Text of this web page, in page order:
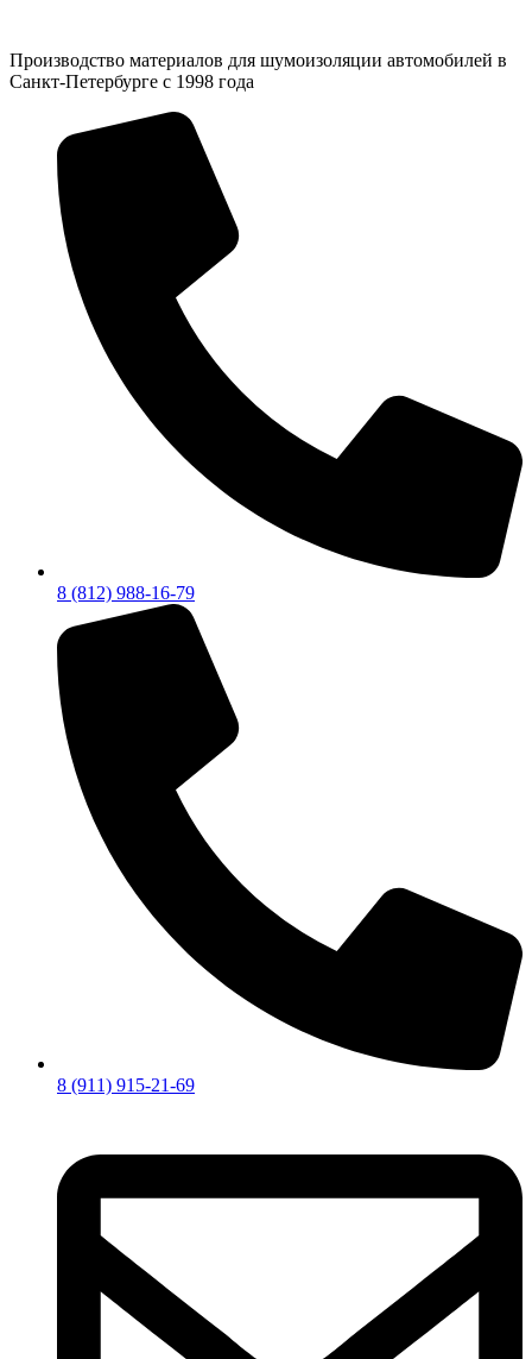
Производство материалов для шумоизоляции автомобилей в
Санкт-Петербурге с 1998 года
8 (812) 988-16-79
8 (911) 915-21-69